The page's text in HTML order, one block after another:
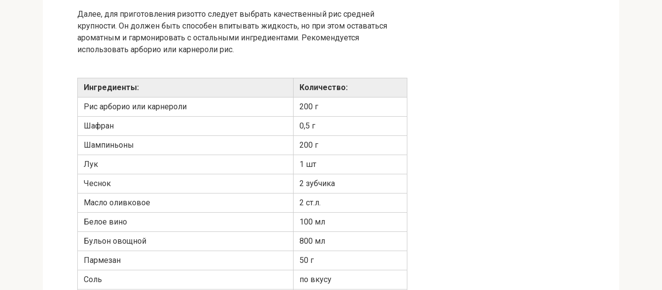
Далее, для приготовления ризотто следует выбрать качественный рис средней
крупности. Он должен быть способен впитывать жидкость, но при этом оставаться
ароматным и гармонировать с остальными ингредиентами. Рекомендуется
использовать арборио или карнероли рис.
Ингредиенты: Количество:
Рис арборио или карнероли 200 г
Шафран 0,5 г
Шампиньоны 200 г
Лук 1 шт
Чеснок 2 зубчика
Масло оливковое 2 ст.л.
Белое вино 100 мл
Бульон овощной 800 мл
Пармезан 50 г
Соль по вкусу